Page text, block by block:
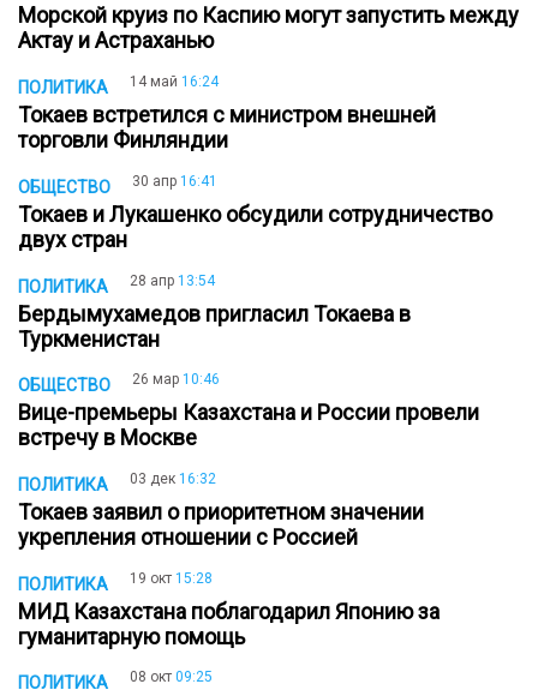
Морской круиз по Каспию могут запустить между
Актау и Астраханью
ПОЛИТИКА 14 май 16:24
Токаев встретился с министром внешней
торговли Финляндии
ОБЩЕСТВО 30 апр 16:41
Токаев и Лукашенко обсудили сотрудничество
двух стран
ПОЛИТИКА 28 апр 13:54
Бердымухамедов пригласил Токаева в
Туркменистан
ОБЩЕСТВО 26 мар 10:46
Вице-премьеры Казахстана и России провели
встречу в Москве
ПОЛИТИКА 03 дек 16:32
Токаев заявил о приоритетном значении
укрепления отношении с Россией
ПОЛИТИКА 19 окт 15:28
МИД Казахстана поблагодарил Японию за
гуманитарную помощь
ПОЛИТИКА 08 окт 09:25